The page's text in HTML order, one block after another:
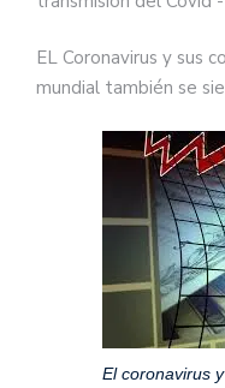
EL Coronavirus y sus
mundial también se
El coronavirus